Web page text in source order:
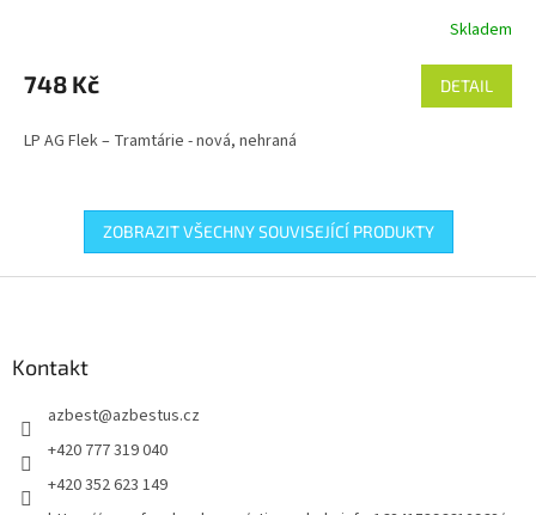
Skladem
748 Kč DETAIL
LP AG Flek – Tramtárie - nová, nehraná
ZOBRAZIT VŠECHNY SOUVISEJÍCÍ PRODUKTY
Kontakt
azbest@azbestus.cz
+420 777 319 040
+420 352 623 149